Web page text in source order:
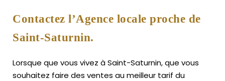
Contactez l’Agence locale proche de
Saint-Saturnin.
Lorsque que vous vivez à Saint-Saturnin, que vous
souhaitez faire des ventes au meilleur tarif du